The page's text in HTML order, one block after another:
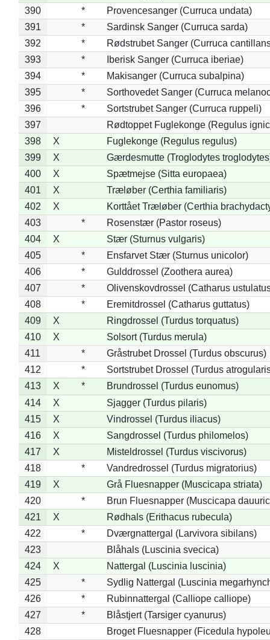
390
*
Provencesanger (Curruca undata)
391
*
Sardinsk Sanger (Curruca sarda)
392
*
Rødstrubet Sanger (Curruca
393
*
Iberisk Sanger (Curruca iberiae)
394
*
Makisanger (Curruca subalpina)
395
*
Sorthovedet Sanger (Curruca
396
*
Sortstrubet Sanger (Curruca ruppeli)
397
Rødtoppet Fuglekonge (Regulus
398
X
Fuglekonge (Regulus regulus)
399
X
Gærdesmutte (Troglodytes
400
X
Spætmejse (Sitta europaea)
401
X
Træløber (Certhia familiaris)
402
X
Korttået Træløber (Certhia
403
*
Rosenstær (Pastor roseus)
404
X
Stær (Sturnus vulgaris)
405
*
Ensfarvet Stær (Sturnus unicolor)
406
*
Gulddrossel (Zoothera aurea)
407
*
Olivenskovdrossel (Catharus
408
*
Eremitdrossel (Catharus guttatus)
409
X
Ringdrossel (Turdus torquatus)
410
X
Solsort (Turdus merula)
411
*
Gråstrubet Drossel (Turdus obscurus)
412
*
Sortstrubet Drossel (Turdus
413
X *
Brundrossel (Turdus eunomus)
414
X
Sjagger (Turdus pilaris)
415
X
Vindrossel (Turdus iliacus)
416
X
Sangdrossel (Turdus philomelos)
417
X
Misteldrossel (Turdus viscivorus)
418
*
Vandredrossel (Turdus migratorius)
419
X
Grå Fluesnapper (Muscicapa striata)
420
*
Brun Fluesnapper (Muscicapa
421
X
Rødhals (Erithacus rubecula)
422
*
Dværgnattergal (Larvivora sibilans)
423
Blåhals (Luscinia svecica)
424
X
Nattergal (Luscinia luscinia)
425
*
Sydlig Nattergal (Luscinia
426
*
Rubinnattergal (Calliope calliope)
427
*
Blåstjert (Tarsiger cyanurus)
428
Broget Fluesnapper (Ficedula